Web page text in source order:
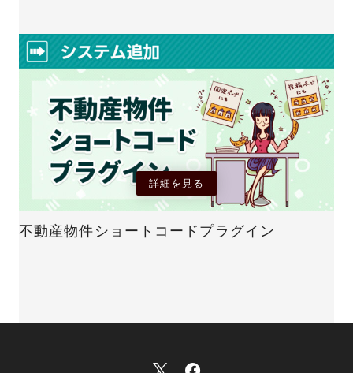
詳細を見る
不動産物件ショートコードプラグイン